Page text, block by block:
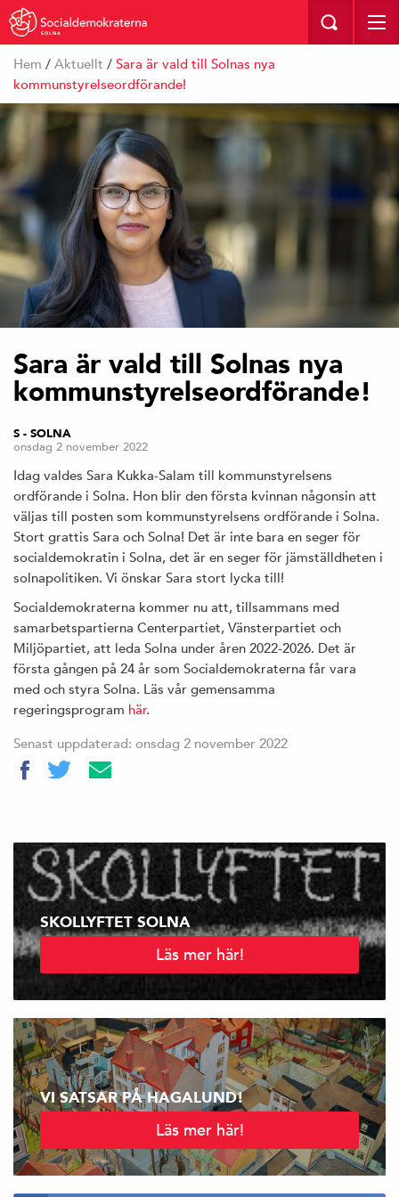
SOLNA
Hem / Aktuellt / Sara är vald till Solnas nya
kommunstyrelseordförande!
Sara är vald till Solnas nya
kommunstyrelseordförande!
S - SOLNA
onsdag 2 november 2022
Idag valdes Sara Kukka-Salam till kommunstyrelsens
ordförande i Solna. Hon blir den första kvinnan någonsin att
väljas till posten som kommunstyrelsens ordförande i Solna.
Stort grattis Sara och Solna! Det är inte bara en seger för
socialdemokratin i Solna, det är en seger för jämställdheten i
solnapolitiken. Vi önskar Sara stort lycka till!
Socialdemokraterna kommer nu att, tillsammans med
samarbetspartierna Centerpartiet, Vänsterpartiet och
Miljöpartiet, att leda Solna under åren 2022-2026. Det är
första gången på 24 år som Socialdemokraterna får vara
med och styra Solna. Läs vår gemensamma
regeringsprogram här.
Senast uppdaterad: onsdag 2 november 2022
SKOLLYFTET SOLNA
Läs mer här!
VI SATSAR PÅ HAGALUND!
Läs mer här!